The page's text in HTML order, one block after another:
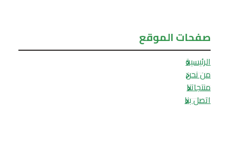
صفحات الموقع
الرئيسية
من نحن
منتجاتنا
اتصل بنا